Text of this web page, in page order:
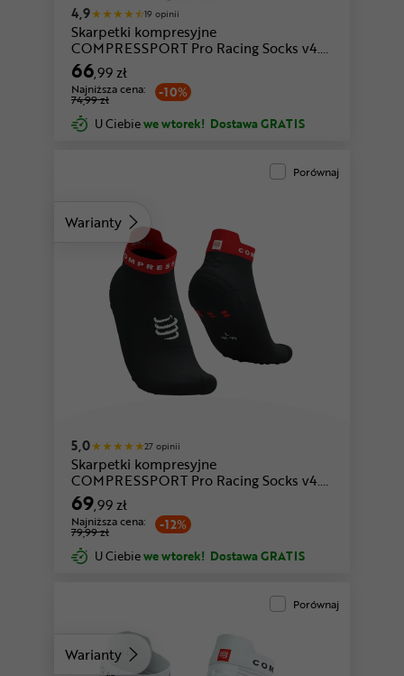
4,9 19 opinii
Skarpetki kompresyjne
COMPRESSPORT Pro Racing Socks v4.0
Bike
66,99 zł
-10%
Najniższa cena:
74,99 zł
U Ciebiewe wtorek! Dostawa GRATIS
Warianty
Porównaj
5,0 27 opinii
Skarpetki kompresyjne
COMPRESSPORT Pro Racing Socks v4.0
Run Low
69,99 zł
-12%
Najniższa cena:
79,99 zł
U Ciebiewe wtorek! Dostawa GRATIS
Warianty
Porównaj